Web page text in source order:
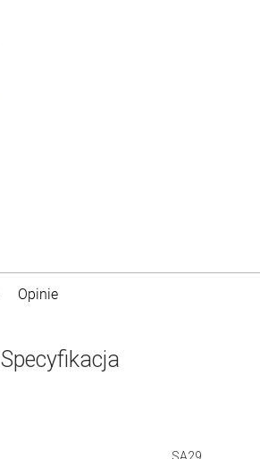
Opinie
Specyfikacja